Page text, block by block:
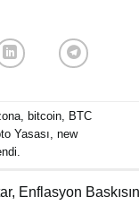
, bitcoin, BTC
Yasası,new
Enflasyon